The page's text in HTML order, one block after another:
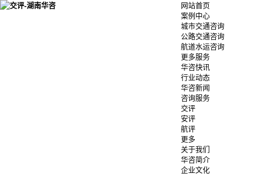
网站首页
案例中心
城市交通咨询
公路交通咨询
航道水运咨询
更多服务
华咨快讯
行业动态
华咨新闻
咨询服务
交评
安评
航评
更多
关于我们
华咨简介
企业文化